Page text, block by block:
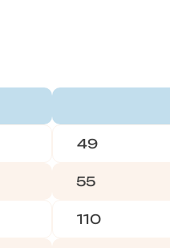
49
55
110